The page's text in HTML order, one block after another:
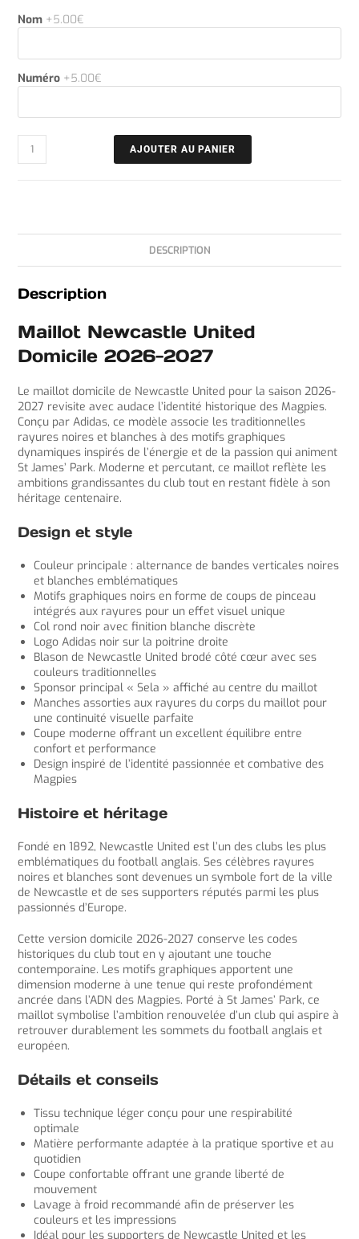
Nom +5.00€
Numéro +5.00€
AJOUTER AU PANIER
DESCRIPTION
Description
Maillot Newcastle United
Domicile 2026-2027
Le maillot domicile de Newcastle United pour la saison 2026-
2027 revisite avec audace l’identité historique des Magpies.
Conçu par Adidas, ce modèle associe les traditionnelles
rayures noires et blanches à des motifs graphiques
dynamiques inspirés de l’énergie et de la passion qui animent
St James’ Park. Moderne et percutant, ce maillot reflète les
ambitions grandissantes du club tout en restant fidèle à son
héritage centenaire.
Design et style
Couleur principale : alternance de bandes verticales noires
et blanches emblématiques
Motifs graphiques noirs en forme de coups de pinceau
intégrés aux rayures pour un effet visuel unique
Col rond noir avec finition blanche discrète
Logo Adidas noir sur la poitrine droite
Blason de Newcastle United brodé côté cœur avec ses
couleurs traditionnelles
Sponsor principal « Sela » affiché au centre du maillot
Manches assorties aux rayures du corps du maillot pour
une continuité visuelle parfaite
Coupe moderne offrant un excellent équilibre entre
confort et performance
Design inspiré de l’identité passionnée et combative des
Magpies
Histoire et héritage
Fondé en 1892, Newcastle United est l’un des clubs les plus
emblématiques du football anglais. Ses célèbres rayures
noires et blanches sont devenues un symbole fort de la ville
de Newcastle et de ses supporters réputés parmi les plus
passionnés d’Europe.
Cette version domicile 2026-2027 conserve les codes
historiques du club tout en y ajoutant une touche
contemporaine. Les motifs graphiques apportent une
dimension moderne à une tenue qui reste profondément
ancrée dans l’ADN des Magpies. Porté à St James’ Park, ce
maillot symbolise l’ambition renouvelée d’un club qui aspire à
retrouver durablement les sommets du football anglais et
européen.
Détails et conseils
Tissu technique léger conçu pour une respirabilité
optimale
Matière performante adaptée à la pratique sportive et au
quotidien
Coupe confortable offrant une grande liberté de
mouvement
Lavage à froid recommandé afin de préserver les
couleurs et les impressions
Idéal pour les supporters de Newcastle United et les